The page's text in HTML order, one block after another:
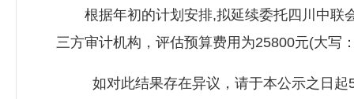
根据年初的计划安排,拟延续委托四川中联
三方审计机构，评估预算费用为25800元(大写
如对此结果存在异议，请于本公示之日起5